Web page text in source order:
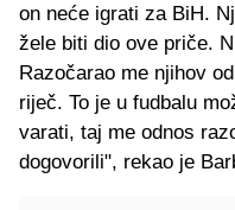
on neće igrati za BiH.
žele biti dio ove priče.
Razočarao me njihov
riječ. To je u fudbalu
varati, taj me odnos
dogovorili", rekao je